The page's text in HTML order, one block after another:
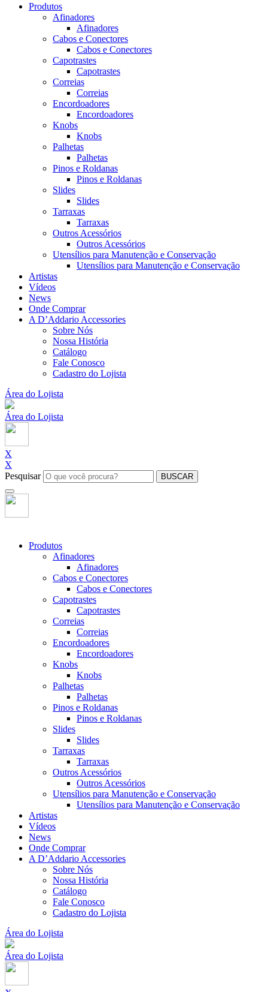
Produtos
Afinadores
Afinadores
Cabos e Conectores
Cabos e Conectores
Capotrastes
Capotrastes
Correias
Correias
Encordoadores
Encordoadores
Knobs
Knobs
Palhetas
Palhetas
Pinos e Roldanas
Pinos e Roldanas
Slides
Slides
Tarraxas
Tarraxas
Outros Acessórios
Outros Acessórios
Utensílios para Manutenção e Conservação
Utensílios para Manutenção e Conservação
Artistas
Vídeos
News
Onde Comprar
A D’Addario Accessories
Sobre Nós
Nossa História
Catálogo
Fale Conosco
Cadastro do Lojista
Área do Lojista
Área do Lojista
X
X
Pesquisar
BUSCAR
Produtos
Afinadores
Afinadores
Cabos e Conectores
Cabos e Conectores
Capotrastes
Capotrastes
Correias
Correias
Encordoadores
Encordoadores
Knobs
Knobs
Palhetas
Palhetas
Pinos e Roldanas
Pinos e Roldanas
Slides
Slides
Tarraxas
Tarraxas
Outros Acessórios
Outros Acessórios
Utensílios para Manutenção e Conservação
Utensílios para Manutenção e Conservação
Artistas
Vídeos
News
Onde Comprar
A D’Addario Accessories
Sobre Nós
Nossa História
Catálogo
Fale Conosco
Cadastro do Lojista
Área do Lojista
Área do Lojista